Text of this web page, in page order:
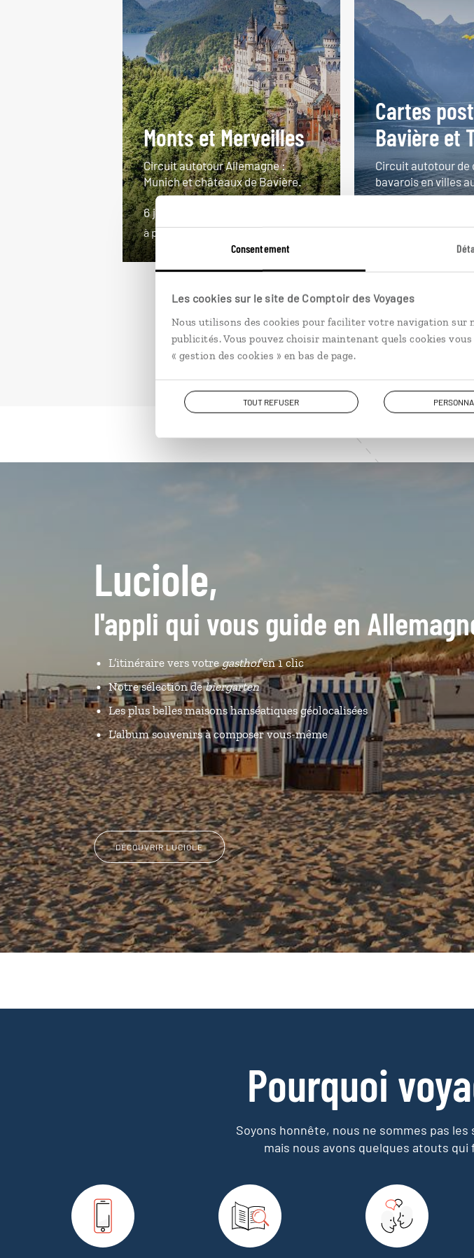
Consentement
Les cookies sur le site de Comptoir des Voyages
Nous utilisons des cookies pour faciliter votre navigation sur
publicités. Vous pouvez choisir maintenant quels cookies
« gestion des cookies » en bas de page.
TOUT REFUSER
Monts et Merveilles
Circuit autotour Allemagne :
Munich et châteaux de Bavière.
6 jours / 5 nuits
à partir de 1350€
Cartes
Bavière et
Circuit autotour de
bavarois en villes
à partir de 1350€
VOIR NOS 12 IDÉES DE
Luciole,
l'appli qui vous guide en
L’itinéraire vers votre gasthofen 1 clic
Notre sélection debiergarten
Les plus belles maisons hanséatiques géolocalisées
L'album souvenirs à composer vous-même
DÉCOUVRIR LUCIOLE
Pourquoi
Soyons honnête, nous ne sommes pas
mais nous avons quelques atouts